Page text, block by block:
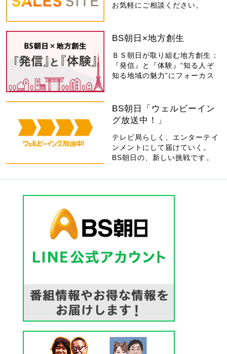
お気軽にご相談ください。
BS朝日×地方創生
ＢＳ朝日が取り組む地方創生：
『発信』と『体験』“知る人ぞ
知る地域の魅力”にフォーカス
BS朝日「ウェルビーイン
グ放送中！」
テレビ局らしく、エンターテイ
ンメントにして届けていく。
BS朝日の、新しい挑戦です。